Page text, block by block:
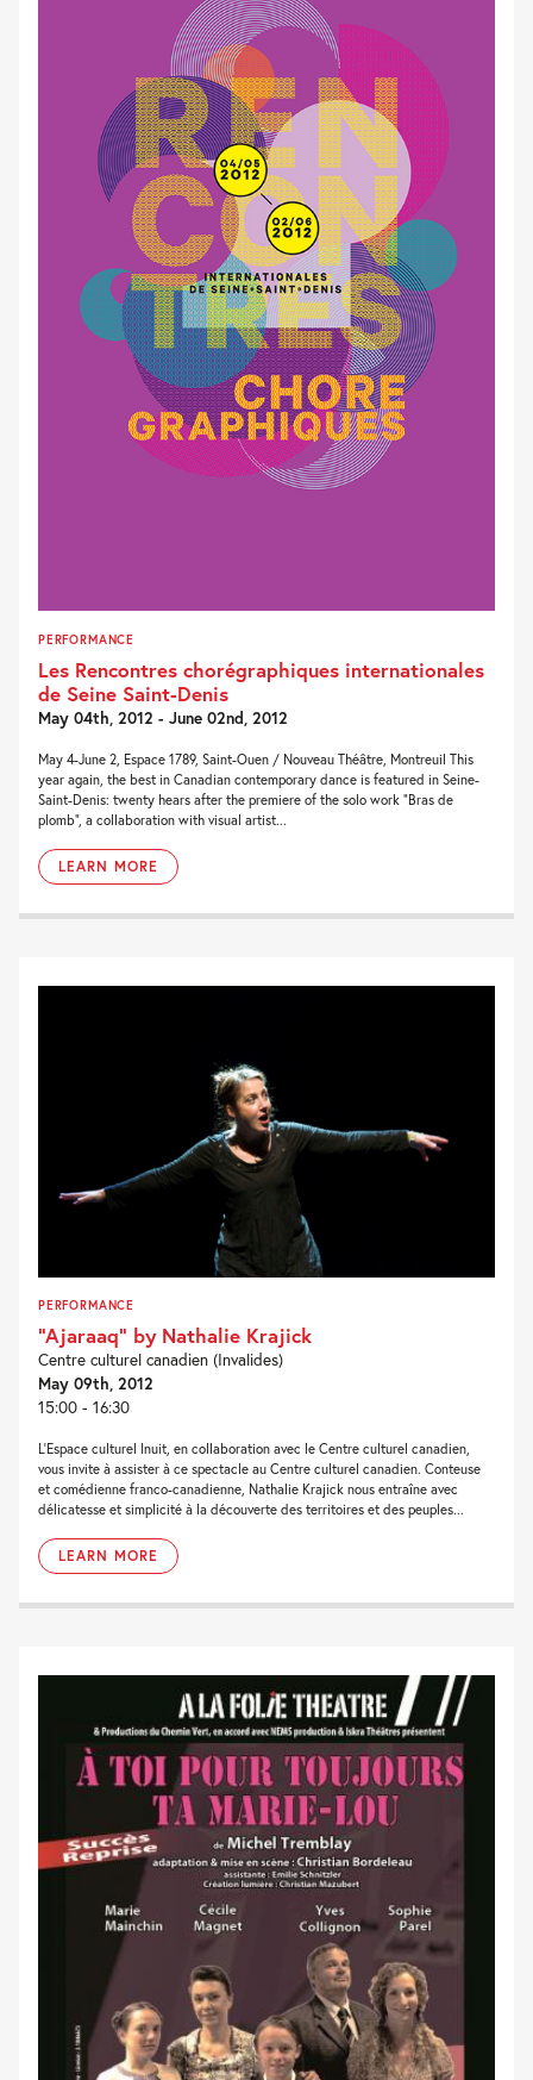
PERFORMANCE
Les Rencontres chorégraphiques internationales
de Seine Saint-Denis
May 04th, 2012 - June 02nd, 2012
May 4-June 2, Espace 1789, Saint-Ouen / Nouveau Théâtre, Montreuil This
year again, the best in Canadian contemporary dance is featured in Seine-
Saint-Denis: twenty hears after the premiere of the solo work “Bras de
plomb”, a collaboration with visual artist...
LEARN MORE
PERFORMANCE
“Ajaraaq” by Nathalie Krajick
Centre culturel canadien (Invalides)
May 09th, 2012
15:00 - 16:30
L’Espace culturel Inuit, en collaboration avec le Centre culturel canadien,
vous invite à assister à ce spectacle au Centre culturel canadien. Conteuse
et comédienne franco-canadienne, Nathalie Krajick nous entraîne avec
délicatesse et simplicité à la découverte des territoires et des peuples...
LEARN MORE